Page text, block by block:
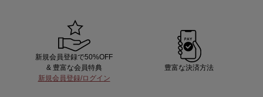
新規会員登録で50%OFF
& 豊富な会員特典
新規会員登録/ログイン
豊富な決済方法